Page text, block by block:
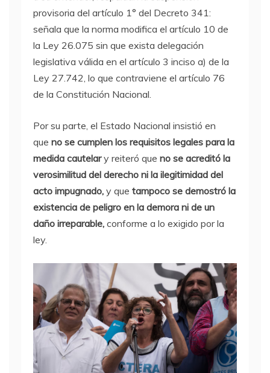
provisoria del artículo 1° del Decreto 341:
señala que la norma modifica el artículo 10 de
la Ley 26.075 sin que exista delegación
legislativa válida en el artículo 3 inciso a) de la
Ley 27.742, lo que contraviene el artículo 76
de la Constitución Nacional.
Por su parte, el Estado Nacional insistió en
que no se cumplen los requisitos legales para la
medida cautelary reiteró que no se acreditó la
verosimilitud del derecho ni la ilegitimidad del
acto impugnado, y que tampoco se demostró la
existencia de peligro en la demora ni de un
daño irreparable, conforme a lo exigido por la
ley.